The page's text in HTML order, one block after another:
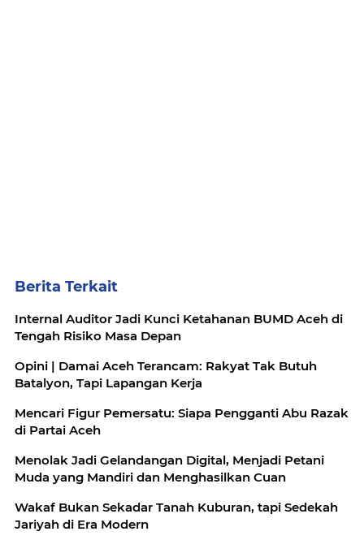
Berita Terkait
Internal Auditor Jadi Kunci Ketahanan BUMD Aceh di
Tengah Risiko Masa Depan
Opini | Damai Aceh Terancam: Rakyat Tak Butuh
Batalyon, Tapi Lapangan Kerja
Mencari Figur Pemersatu: Siapa Pengganti Abu Razak
di Partai Aceh
Menolak Jadi Gelandangan Digital, Menjadi Petani
Muda yang Mandiri dan Menghasilkan Cuan
Wakaf Bukan Sekadar Tanah Kuburan, tapi Sedekah
Jariyah di Era Modern